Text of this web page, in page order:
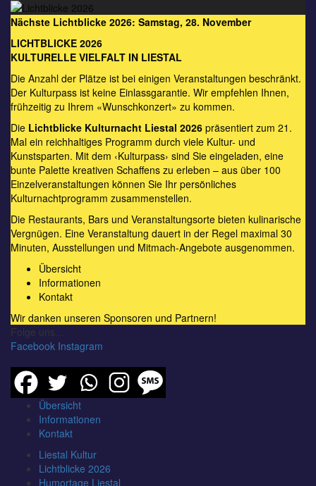
Nächste Lichtblicke 2026: Samstag, 28. November
LICHTBLICKE 2026
KULTURELLE VIELFALT IN LIESTAL
Die Anzahl der Plätze ist bei einigen Veranstaltungen beschränkt.
Der Kulturpass ist keine Einlassgarantie. Wir empfehlen Ihnen,
frühzeitig zu Ihrem «Wunschkonzert» zu kommen.
Die Lichtblicke Kulturnacht Liestal 2026 präsentiert zum 21.
Mal ein reichhaltiges Programm durch viele Kultur- und
Kunstsparten. Mit dem ‹Kulturpass› sind Sie eingeladen, eine
bunte Palette kreativen Schaffens zu erleben – aus über 100
Einzelveranstaltungen können Sie Ihr persönliches
Kulturnachtprogramm zusammenstellen.
Die Restaurants, Bars und Veranstaltungsorte bieten kulinarische
Vergnügen. Eine Veranstaltung dauert in der Regel maximal 30
Minuten, Ausstellungen und Mitmach-Angebote ausgenommen.
Übersicht
Informationen
Kontakt
Wir danken unseren Sponsoren und Partnern!
Folge uns...
Facebook Instagram
Übersicht
Informationen
Kontakt
Liestal Kultur
Lichtblicke 2026
Humortage Liestal